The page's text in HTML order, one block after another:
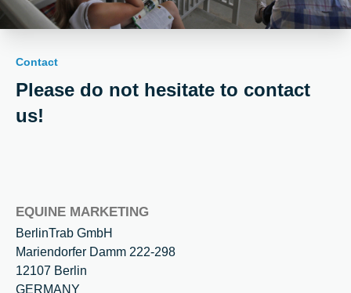
Contact
Please do not hesitate to contact
us!
EQUINE MARKETING
BerlinTrab GmbH
Mariendorfer Damm 222-298
12107 Berlin
GERMANY